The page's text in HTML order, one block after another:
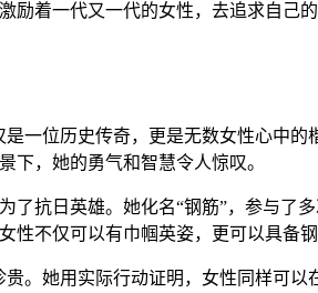
励着一代又一代的女性，去追求自
一位历史传奇，更是无数女性心中
下，她的勇气和智慧令人惊叹。
抗日英雄。她化名“钢筋”，参与
不仅可以有巾帼英姿，更可以具备钢
。她用实际行动证明，女性同样可